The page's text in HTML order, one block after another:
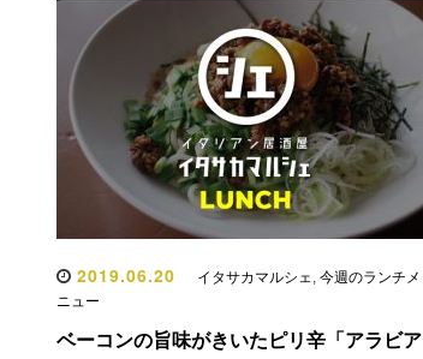
2019.06.20 イタサカマルシェ, 今週のランチメ
ニュー
ベーコンの旨味がきいたピリ辛「アラビア